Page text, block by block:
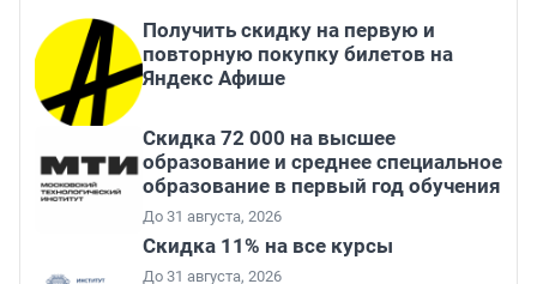
Получить скидку на первую и
повторную покупку билетов на
Яндекс Афише
Скидка 72 000 на высшее
образование и среднее специальное
образование в первый год обучения
До 31 августа, 2026
Скидка 11% на все курсы
До 31 августа, 2026